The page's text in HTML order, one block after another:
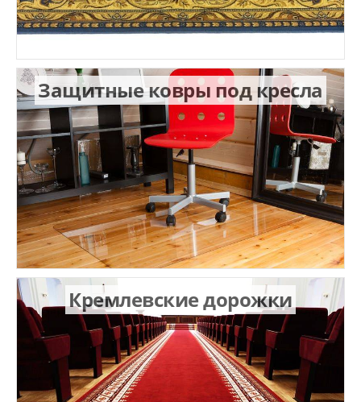
Защитные ковры под кресла
Кремлевские дорожки